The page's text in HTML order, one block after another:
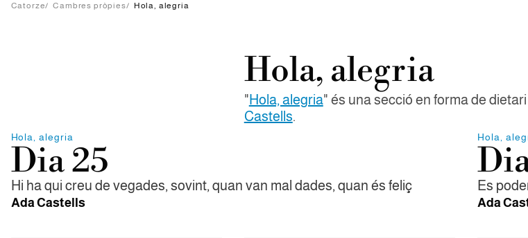
Catorze/ Cambres pròpies/ Hola, alegria
Hola, alegria
"Hola, alegria" és una secció en forma de
Castells.
Hola, alegria
Dia 25
Hi ha qui creu de vegades, sovint, quan van mal dades, quan és feliç
Ada Castells
Hola,
Es
Ada